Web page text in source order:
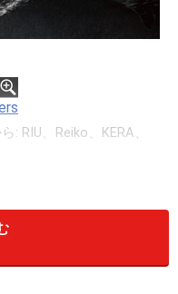
RIU、Reiko、KERA、
ンと開けておくし